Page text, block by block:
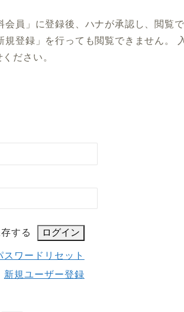
員」に登録後、ハナが承認し、閲覧で
登録」を行っても閲覧できません。
ださい。
する
スワードリセット
新規ユーザー登録